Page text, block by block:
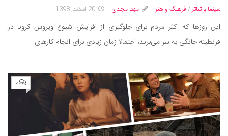
سینما و تئاتر / فرهنگ و هنر مهتا مجدی 20 اسفند, 1398
این روزها که اکثر مردم برای جلوگیری از افزایش شیوع ویروس کرونا در
قرنطینه خانگی به سر می‌برند، احتمالا زمان زیادی برای انجام کارهای...
۰